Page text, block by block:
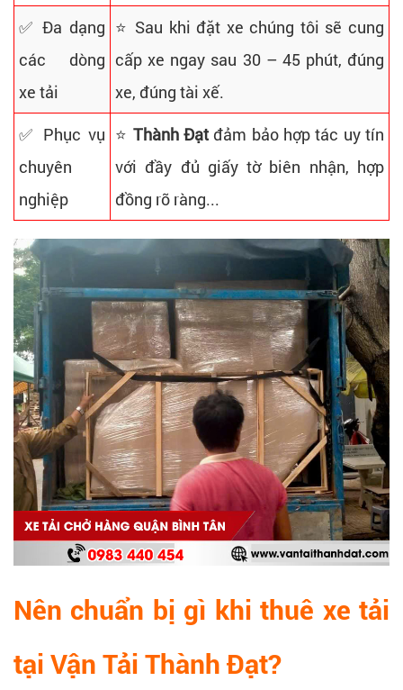
✅ Đa dạng
các dòng
xe tải
⭐ Sau khi đặt xe chúng tôi sẽ cung
cấp xe ngay sau 30 – 45 phút, đúng
xe, đúng tài xế.
✅ Phục vụ
chuyên
nghiệp
⭐ Thành Đạt đảm bảo hợp tác uy tín
với đầy đủ giấy tờ biên nhận, hợp
đồng rõ ràng...
Nên chuẩn bị gì khi thuê xe tải
tại Vận Tải Thành Đạt?